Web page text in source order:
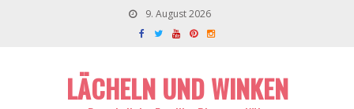
9. August 2026
LÄCHELN UND WINKEN